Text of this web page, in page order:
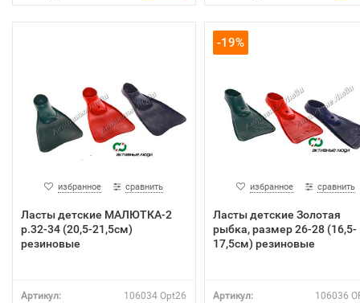
избранное сравнить
Ласты детские МАЛЮТКА-2
р.32-34 (20,5-21,5см)
резиновые
Артикул: 106034 Opt26
-19%
избранное сравнить
Ласты детские Золотая
рыбка, размер 26-28 (16,5-
17,5см) резиновые
Артикул: 106036